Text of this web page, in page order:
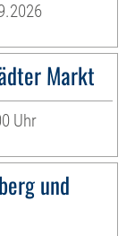
Markt
Uhr
und